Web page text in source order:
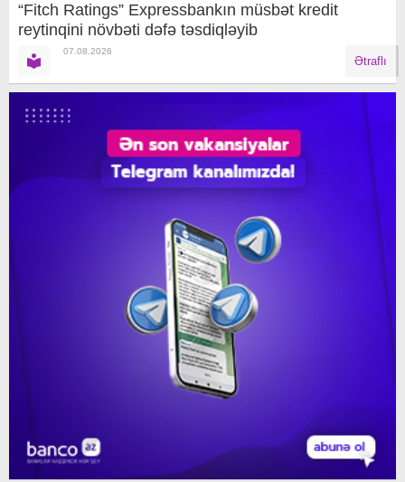
“Fitch Ratings” Expressbankın müsbət kredit
reytinqini növbəti dəfə təsdiqləyib
07.08.2026
Ətraflı